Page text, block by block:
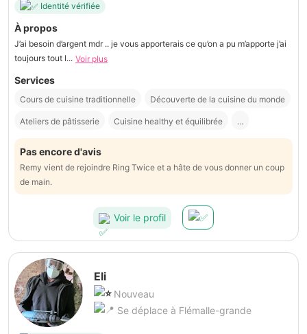
Identité vérifiée
À propos
J’ai besoin d’argent mdr .. je vous apporterais ce qu’on a pu m’apporte j’ai
toujours tout l... Voir plus
Services
Cours de cuisine traditionnelle Découverte de la cuisine du monde
Ateliers de pâtisserie Cuisine healthy et équilibrée ...
Pas encore d'avis
Remy vient de rejoindre Ring Twice et a hâte de vous donner un coup
de main.
Voir le profil
Eli
Nouveau
Se déplace à Flémalle-grande